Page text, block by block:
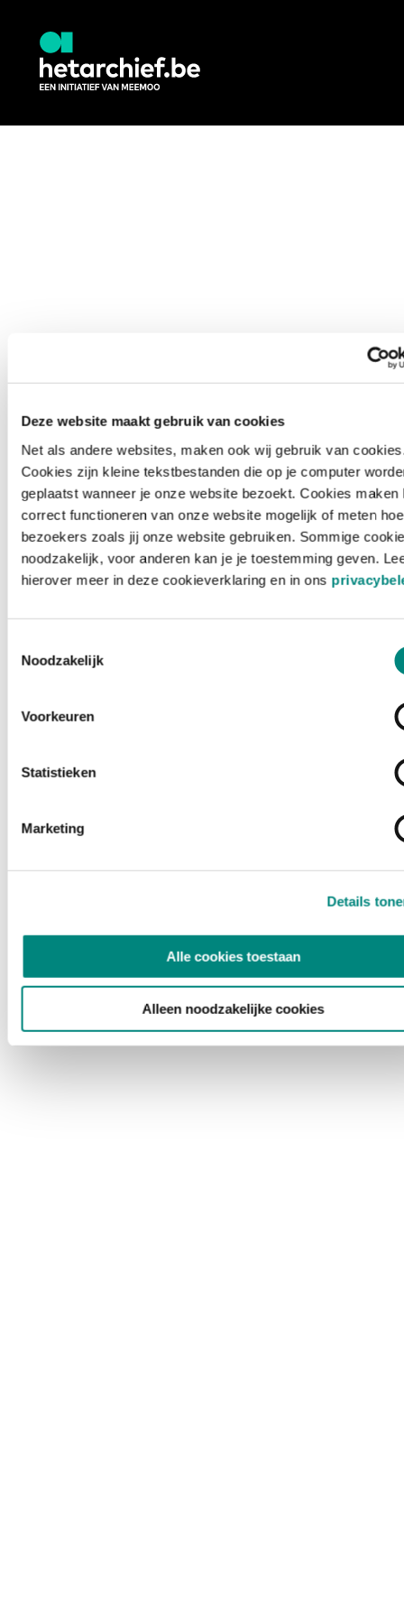
Deze website maakt gebruik van cookies
Net als andere websites, maken ook wij gebruik van
Cookies zijn kleine tekstbestanden die op je computer
geplaatst wanneer je onze website bezoekt. Cookies maken
correct functioneren van onze website mogelijk of meten hoe
bezoekers zoals jij onze website gebruiken. Sommige
noodzakelijk, voor anderen kan je je toestemming geven.
hierover meer in deze cookieverklaring en in ons
Noodzakelijk
Voorkeuren
Statistieken
Marketing
Details
Alle cookies toestaan
Alleen noodzakelijke cookies